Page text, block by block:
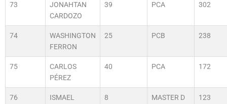
73
JONAHTAN
CARDOZO
39 PCA 302
74
WASHINGTON
FERRON
25 PCB 238
75
CARLOS
PÉREZ
40 PCA 172
76
ISMAEL
8 MASTER D 123